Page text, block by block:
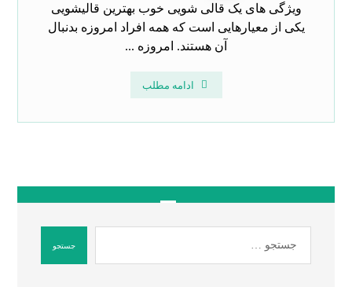
ویژگی های یک قالی شویی خوب بهترین قالیشویی
یکی از معیارهایی است که همه افراد امروزه بدنبال
آن هستند. امروزه ...
ادامه مطلب